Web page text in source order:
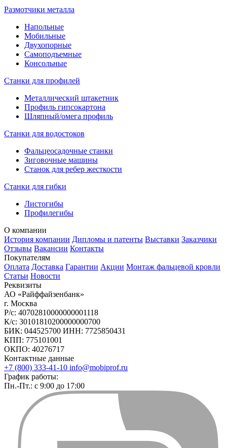
Размотчики металла
Напольные
Мобильные
Двухопорные
Самоподъемные
Консольные
Станки для профилей
Металлический штакетник
Профиль гипсокартона
Шляпный/омега профиль
Станки для водостоков
Фальцеосадочные станки
Зиговочные машины
Станок для ребер жесткости
Станки для гибки
Листогибы
Профилегибы
О компании
История компании Дипломы и патенты Выставки Заказчики
Отзывы Вакансии Контакты
Покупателям
Оплата Доставка Гарантии Акции Монтаж фальцевой кровли
Статьи Новости
Реквизиты
АО «Райффайзенбанк»
г. Москва
Р/с: 40702810000000001118
К/с: 30101810200000000700
БИК: 044525700 ИНН: 7725850431
КПП: 775101001
ОКПО: 40276717
Контактные данные
+7 (800) 333-41-10 info@mobiprof.ru
График работы:
Пн.-Пт.: с 9:00 до 17:00